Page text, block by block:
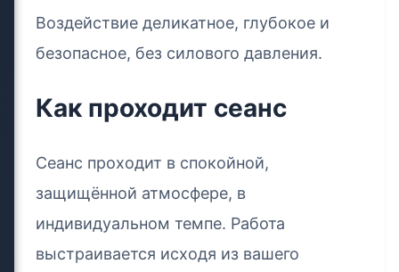
Воздействие деликатное, глубокое и
безопасное, без силового давления.
Как проходит сеанс
Сеанс проходит в спокойной,
защищённой атмосфере, в
индивидуальном темпе. Работа
выстраивается исходя из вашего